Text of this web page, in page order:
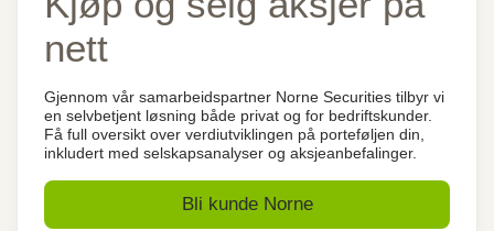
nett
Gjennom vår samarbeidspartner Norne Securities tilbyr vi
en selvbetjent løsning både privat og for bedriftskunder.
Få full oversikt over verdiutviklingen på porteføljen din,
inkludert med selskapsanalyser og aksjeanbefalinger.
Bli kunde Norne